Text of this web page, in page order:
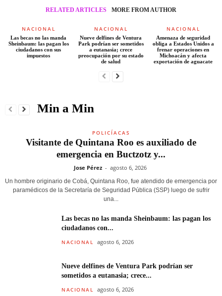
RELATED ARTICLES MORE FROM AUTHOR
NACIONAL
Las becas no las manda
Sheinbaum: las pagan los
ciudadanos con sus
impuestos
NACIONAL
Nueve delfines de Ventura
Park podrían ser sometidos
a eutanasia; crece
preocupación por su estado
de salud
NACIONAL
Amenaza de seguridad
obliga a Estados Unidos a
frenar operaciones en
Michoacán y afecta
exportación de aguacate
Min a Min
POLICÍACAS
Visitante de Quintana Roo es auxiliado de
emergencia en Buctzotz y...
Jose Pérez - agosto 6, 2026
Un hombre originario de Cobá, Quintana Roo, fue atendido de emergencia por
paramédicos de la Secretaría de Seguridad Pública (SSP) luego de sufrir
una...
Las becas no las manda Sheinbaum: las pagan los
ciudadanos con...
NACIONAL agosto 6, 2026
Nueve delfines de Ventura Park podrían ser
sometidos a eutanasia; crece...
NACIONAL agosto 6, 2026